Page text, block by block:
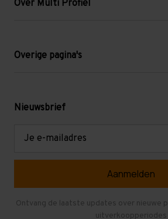
Over Multi Profiel
Blog
Levering en afhalen
Overige pagina's
Mezzanine
Gebruikte entresolvloeren
Nieuwsbrief
Ontvang de laatste updates over nieuwe
uitverkoopperiodes